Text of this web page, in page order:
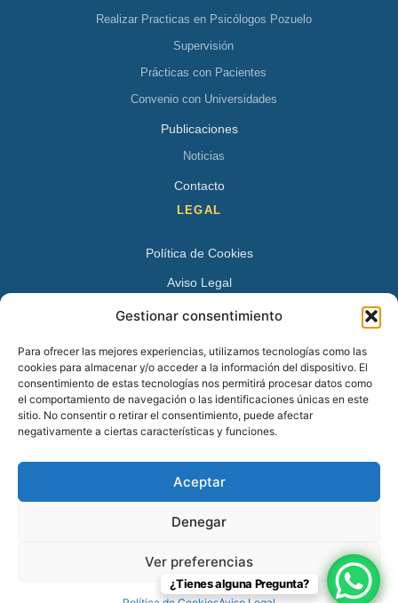
Gestionar consentimiento
Para ofrecer las mejores experiencias, utilizamos tecnologías como las
cookies para almacenar y/o acceder a la información del dispositivo. El
consentimiento de estas tecnologías nos permitirá procesar datos como
el comportamiento de navegación o las identificaciones únicas en este
sitio. No consentir o retirar el consentimiento, puede afectar
negativamente a ciertas características y funciones.
Aceptar
Denegar
Ver preferencias
Realizar Practicas en Psicólogos Pozuelo
Supervisión
Prácticas con Pacientes
Convenio con Universidades
Publicaciones
Noticias
Contacto
LEGAL
Política de Cookies
Aviso Legal
Política de Privacidad
Avenida Juan XXIII 15 B 28224 – Pozuelo de Alarcón,
Madrid
Tel:+34 913527728
+34 669 83 48 45
info@psicologospozuelo.es
© 2026 Psicólogos Pozuelo en Pozuelo de Alarcón – 91 352 77 28.
Todos los derechos reservados.
¿Tienes alguna Pregunta?